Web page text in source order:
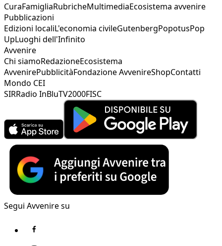
CuraFamigliaRubricheMultimediaEcosistema avvenire
Pubblicazioni
Edizioni localiL'economia civileGutenbergPopotusPop
UpLuoghi dell'Infinito
Avvenire
Chi siamoRedazioneEcosistema
AvvenirePubblicitàFondazione AvvenireShopContatti
Mondo CEI
SIRRadio InBluTV2000FISC
Segui Avvenire su